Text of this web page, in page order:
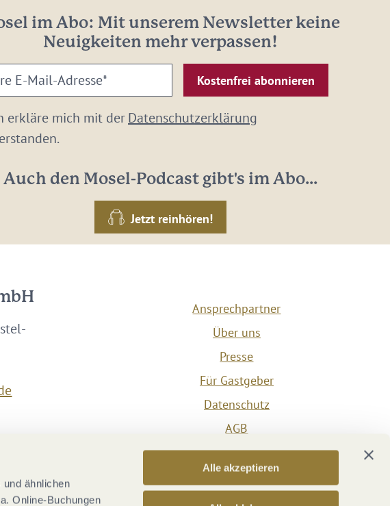
und ähnlichen
Online-Buchungen
Alle akzeptieren
im Abo: Mit unserem Newsletter keine
Neuigkeiten mehr verpassen!
erkläre mich mit derDatenschutzerklärung
Auch den Mosel-Podcast gibt's im Abo...
Jetzt reinhören!
Ansprechpartner
Über uns
Presse
Für Gastgeber
Datenschutz
AGB
Impressum
Barrierefreiheit
Vertrag widerrufen